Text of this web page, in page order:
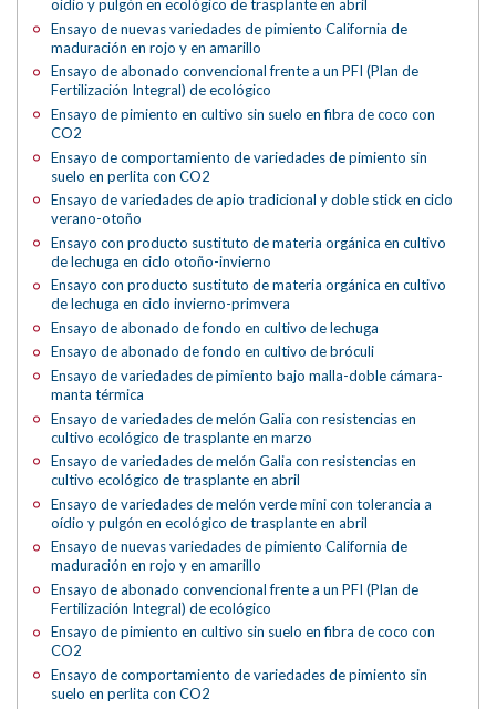
oídio y pulgón en ecológico de trasplante en abril
Ensayo de nuevas variedades de pimiento California de
maduración en rojo y en amarillo
Ensayo de abonado convencional frente a un PFI (Plan de
Fertilización Integral) de ecológico
Ensayo de pimiento en cultivo sin suelo en fibra de coco con
CO2
Ensayo de comportamiento de variedades de pimiento sin
suelo en perlita con CO2
Ensayo de variedades de apio tradicional y doble stick en ciclo
verano-otoño
Ensayo con producto sustituto de materia orgánica en cultivo
de lechuga en ciclo otoño-invierno
Ensayo con producto sustituto de materia orgánica en cultivo
de lechuga en ciclo invierno-primvera
Ensayo de abonado de fondo en cultivo de lechuga
Ensayo de abonado de fondo en cultivo de bróculi
Ensayo de variedades de pimiento bajo malla-doble cámara-
manta térmica
Ensayo de variedades de melón Galia con resistencias en
cultivo ecológico de trasplante en marzo
Ensayo de variedades de melón Galia con resistencias en
cultivo ecológico de trasplante en abril
Ensayo de variedades de melón verde mini con tolerancia a
oídio y pulgón en ecológico de trasplante en abril
Ensayo de nuevas variedades de pimiento California de
maduración en rojo y en amarillo
Ensayo de abonado convencional frente a un PFI (Plan de
Fertilización Integral) de ecológico
Ensayo de pimiento en cultivo sin suelo en fibra de coco con
CO2
Ensayo de comportamiento de variedades de pimiento sin
suelo en perlita con CO2